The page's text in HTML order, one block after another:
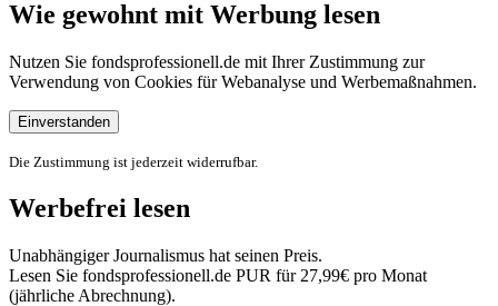
Wie gewohnt mit Werbung lesen
Nutzen Sie fondsprofessionell.de mit Ihrer Zustimmung zur
Verwendung von Cookies für Webanalyse und Werbemaßnahmen.
Einverstanden
Die Zustimmung ist jederzeit widerrufbar.
Werbefrei lesen
Unabhängiger Journalismus hat seinen Preis.
Lesen Sie fondsprofessionell.de PUR für 27,99€ pro Monat
(jährliche Abrechnung).